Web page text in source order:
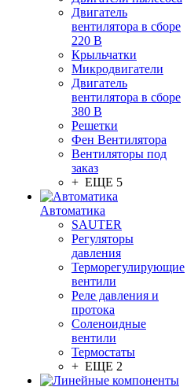
Двигатель
вентилятора в сборе
220 В
Крыльчатки
Микродвигатели
Двигатель
вентилятора в сборе
380 В
Решетки
Фен Вентилятора
Вентиляторы под
заказ
+ ЕЩЕ 5
Автоматика
SAUTER
Регуляторы
давления
Терморегулирующие
вентили
Реле давления и
протока
Соленоидные
вентили
Термостаты
+ ЕЩЕ 2